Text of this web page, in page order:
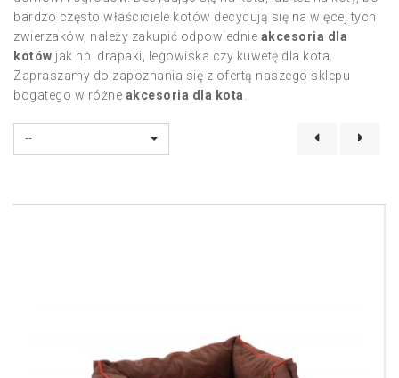
bardzo często właściciele kotów decydują się na więcej tych
zwierzaków, należy zakupić odpowiednie akcesoria dla
kotów jak np. drapaki, legowiska czy kuwetę dla kota.
Zapraszamy do zapoznania się z ofertą naszego sklepu
bogatego w różne akcesoria dla kota
--